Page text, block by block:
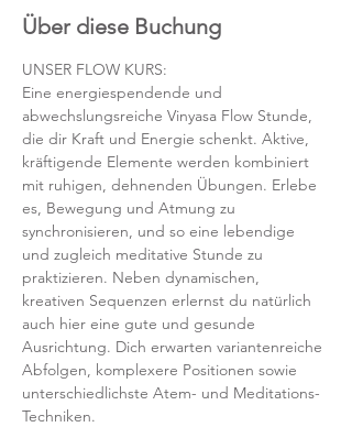
Über diese Buchung
UNSER FLOW KURS:
Eine energiespendende und
abwechslungsreiche Vinyasa Flow Stunde,
die dir Kraft und Energie schenkt. Aktive,
kräftigende Elemente werden kombiniert
mit ruhigen, dehnenden Übungen. Erlebe
es, Bewegung und Atmung zu
synchronisieren, und so eine lebendige
und zugleich meditative Stunde zu
praktizieren. Neben dynamischen,
kreativen Sequenzen erlernst du natürlich
auch hier eine gute und gesunde
Ausrichtung. Dich erwarten variantenreiche
Abfolgen, komplexere Positionen sowie
unterschiedlichste Atem- und Meditations-
Techniken.